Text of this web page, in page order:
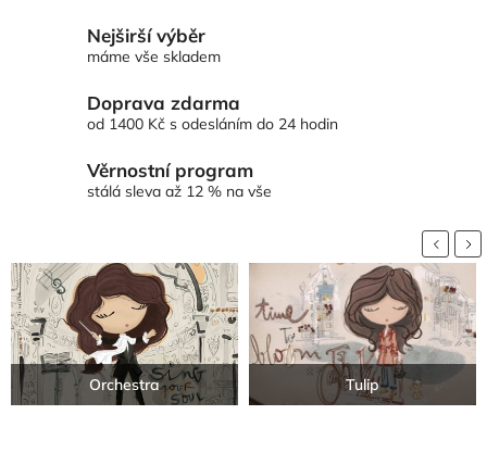
Nejširší výběr
máme vše skladem
Doprava zdarma
od 1400 Kč s odesláním do 24 hodin
Věrnostní program
stálá sleva až 12 % na vše
Previous
Orchestra Tulip